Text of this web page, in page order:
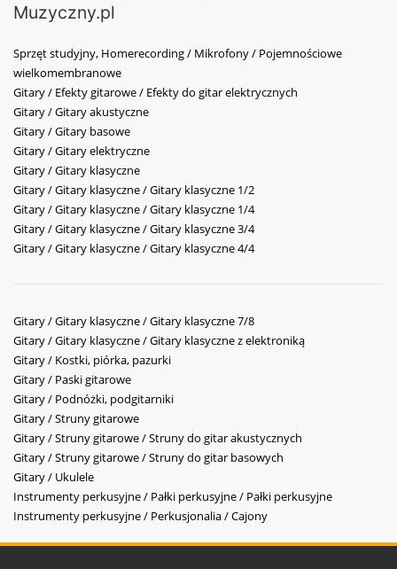
Muzyczny.pl
Sprzęt studyjny, Homerecording / Mikrofony / Pojemnościowe
wielkomembranowe
Gitary / Efekty gitarowe / Efekty do gitar elektrycznych
Gitary / Gitary akustyczne
Gitary / Gitary basowe
Gitary / Gitary elektryczne
Gitary / Gitary klasyczne
Gitary / Gitary klasyczne / Gitary klasyczne 1/2
Gitary / Gitary klasyczne / Gitary klasyczne 1/4
Gitary / Gitary klasyczne / Gitary klasyczne 3/4
Gitary / Gitary klasyczne / Gitary klasyczne 4/4
Gitary / Gitary klasyczne / Gitary klasyczne 7/8
Gitary / Gitary klasyczne / Gitary klasyczne z elektroniką
Gitary / Kostki, piórka, pazurki
Gitary / Paski gitarowe
Gitary / Podnóżki, podgitarniki
Gitary / Struny gitarowe
Gitary / Struny gitarowe / Struny do gitar akustycznych
Gitary / Struny gitarowe / Struny do gitar basowych
Gitary / Ukulele
Instrumenty perkusyjne / Pałki perkusyjne / Pałki perkusyjne
Instrumenty perkusyjne / Perkusjonalia / Cajony